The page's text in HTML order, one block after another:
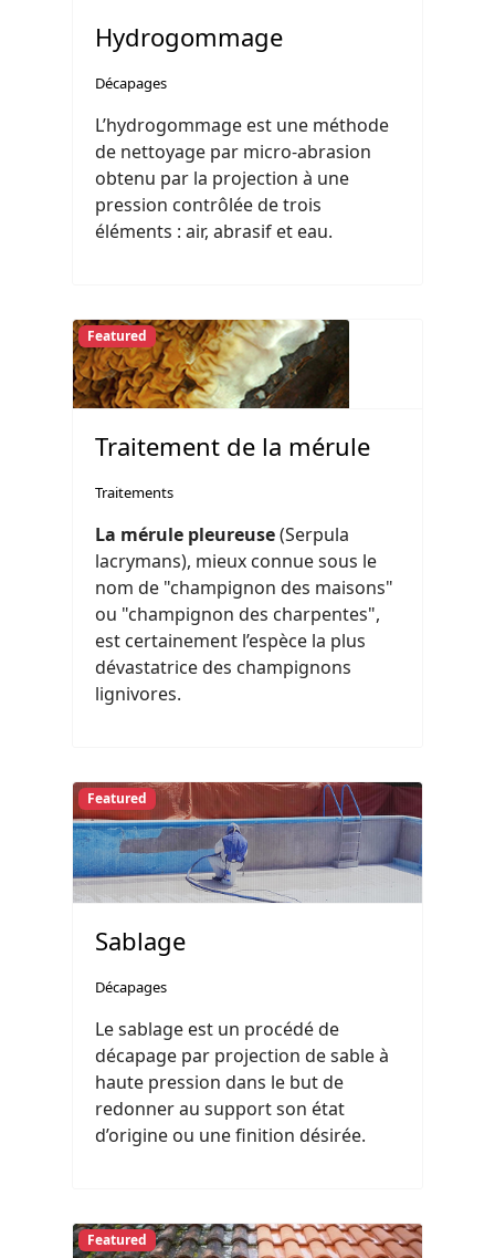
Hydrogommage
Décapages
L’hydrogommage est une méthode
de nettoyage par micro-abrasion
obtenu par la projection à une
pression contrôlée de trois
éléments : air, abrasif et eau.
Featured
Traitement de la mérule
Traitements
La mérule pleureuse(Serpula
lacrymans), mieux connue sous le
nom de "champignon des maisons"
ou "champignon des charpentes",
est certainement l’espèce la plus
dévastatrice des champignons
lignivores.
Featured
Sablage
Décapages
Le sablage est un procédé de
décapage par projection de sable à
haute pression dans le but de
redonner au support son état
d’origine ou une finition désirée.
Featured